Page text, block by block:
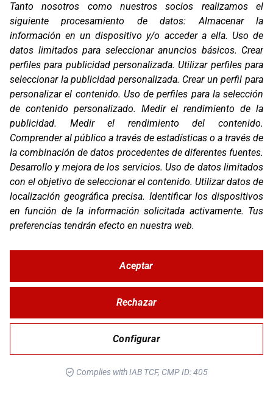
C/ Coneixement 5, 08850
Gavà (Barcelona)
Contacto
T. (+34) 93 638 38 60
Email:
corver@corver.es
Marcas
Productos
Compañía
Blog
Contacto
FAQ
Canal Ético
Zona Clientes
Síguenos
© Copyright 2026 Corver.es
DevelopedbyMOTTO
Tanto nosotros como nuestros socios realizamos el
siguiente procesamiento de datos:Almacenar la
información en un dispositivo y/o acceder a ella. Uso de
datos limitados para seleccionar anuncios básicos. Crear
perfiles para publicidad personalizada.Utilizar perfiles para
seleccionar la publicidad personalizada. Crear un perfil para
personalizar el contenido. Uso de perfiles para la selección
de contenido personalizado. Medir el rendimiento de la
publicidad. Medir el rendimiento del contenido.
Comprender al público a través de estadísticas o a través de
la combinación de datos procedentes de diferentes fuentes.
Desarrollo y mejora de los servicios.Uso de datos limitados
con el objetivo de seleccionar el contenido. Utilizar datos de
localización geográfica precisa. Identificar los dispositivos
en función de la información solicitada activamente. Tus
preferencias tendrán efecto en nuestra web.
Configurar
Rechazar
Aceptar
Complies with IAB TCF, CMP ID: 405
Política de Privacidad y Cookies